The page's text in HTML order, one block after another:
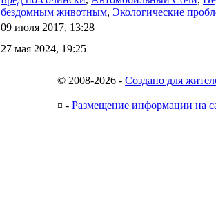
бездомным животным, Экологические
09 июля 2017, 13:28
27 мая 2024, 19:25
© 2008-2026 - Создано для
¤ - Размещение информации на